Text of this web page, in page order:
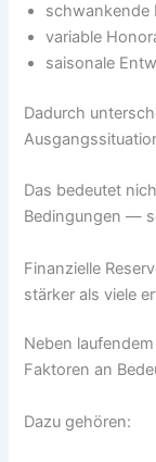
schwankende
variable
saisonale
Dadurch
Das bedeutet
Bedingungen —
Finanzielle
stärker als viele
Neben
Faktoren an
Dazu gehören: